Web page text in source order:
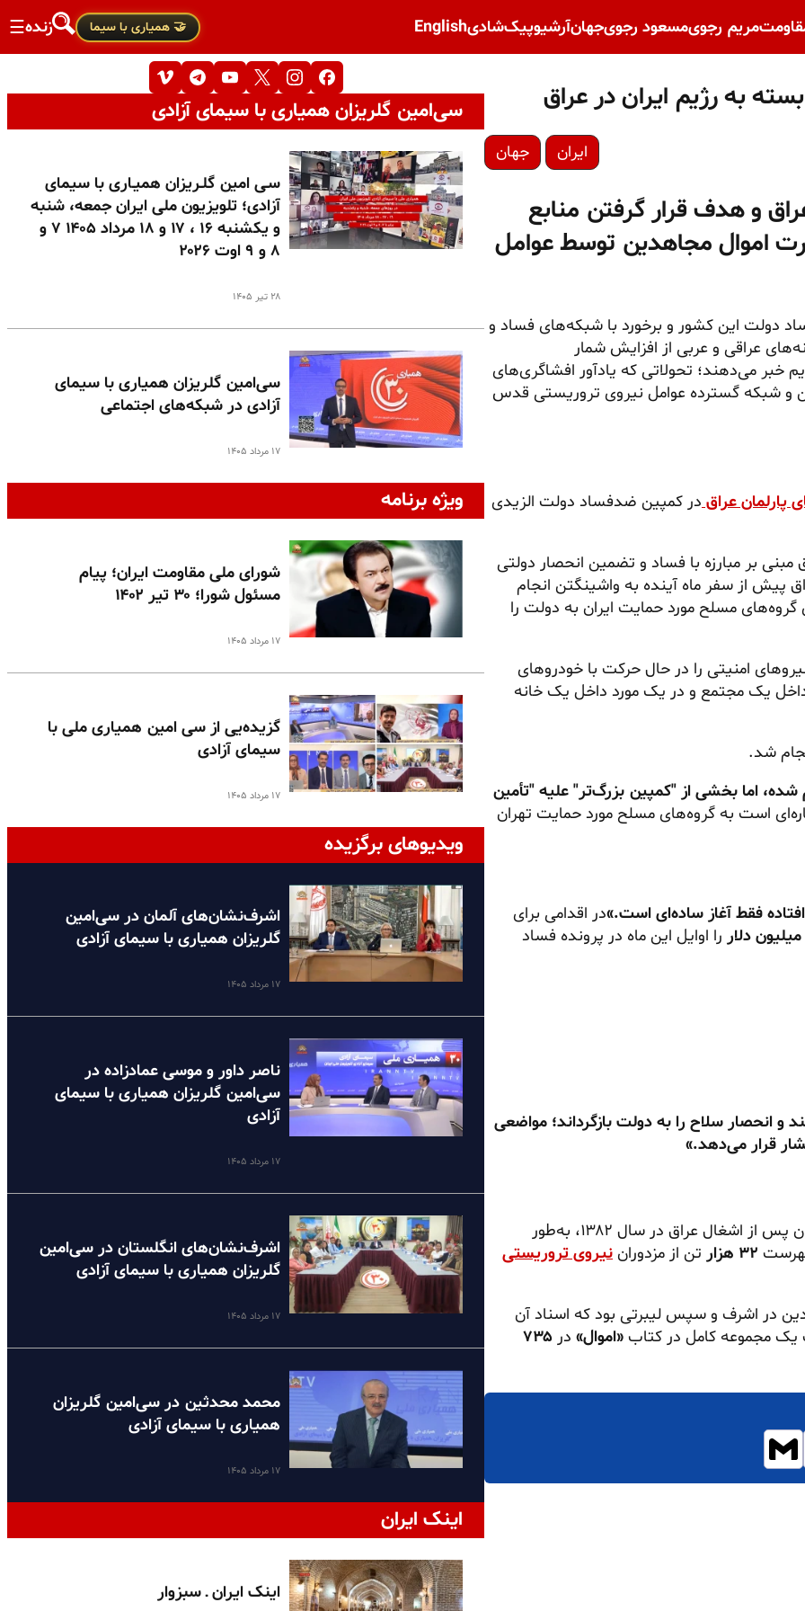
مریم رجویمسعود رجویجهانآرشیوپیک‌شادیEnglish 🤝 همیاری با سیما زنده☰
به رژیم ایران در عراق
ایران جهان
و هدف قرار گرفتن منابع
اموال مجاهدین توسط عوامل
دولت این کشور و برخورد با شبکه‌های فساد و
عراقی و عربی از افزایش شمار
خبر می‌دهند؛ تحولاتی که یادآور افشاگری‌های
و شبکه گسترده عوامل نیروی تروریستی قدس
پارلمان عراقدر کمپین ضدفساد دولت الزیدی
بر مبارزه با فساد و تضمین انحصار دولتی
از سفر ماه آینده به واشینگتن انجام
مسلح مورد حمایت ایران به دولت را
امنیتی را در حال حرکت با خودروهای
یک مجتمع و در یک مورد داخل یک خانه
شد.
اما بخشی از "کمپین بزرگ‌تر" علیه "تأمین
است به گروه‌های مسلح مورد حمایت تهران
فقط آغاز ساده‌ای است.»در اقدامی برای
را اوایل این ماه در پرونده فساد
و انحصار سلاح را به دولت بازگرداند؛ مواضعی
قرار می‌دهد.»
در همین رابطه، یادآوری می‌شود که سازمان مجاهدین خلق ایران پس از اشغال عراق در سال ۱۳۸۲، به‌طور
۳۲ هزار تن از مزدوران نیروی تروریستی
در اشرف و سپس لیبرتی بود که اسناد آن
یک مجموعه کامل در کتاب «اموال» در ۷۳۵
سی‌امین گلریزان همیاری با سیمای آزادی
سـی امین گلـریزان همیـاری با سیمای
آزادی؛ تلویزیون ملی ایران جمعه، شنبه
و یکشنبه ۱۶ ، ۱۷ و ۱۸ مرداد ۱۴۰۵ ۷ و
۸ و ۹ اوت ۲۰۲۶
۲۸ تیر ۱۴۰۵
سی‌امین گلریزان همیاری با سیمای
آزادی در شبکه‌های اجتماعی
۱۷ مرداد ۱۴۰۵
ویژه برنامه
شورای ملی مقاومت ایران؛ پیام
مسئول شورا؛ ۳۰ تیر ۱۴۰۲
۱۷ مرداد ۱۴۰۵
گزیده‌یی از سی امین همیاری ملی با
سیمای آزادی
۱۷ مرداد ۱۴۰۵
ویدیوهای برگزیده
اشرف‌نشان‌های آلمان در سی‌امین
گلریزان همیاری با سیمای آزادی
۱۷ مرداد ۱۴۰۵
ناصر داور و موسی عمادزاده در
سی‌امین گلریزان همیاری با سیمای
آزادی
۱۷ مرداد ۱۴۰۵
اشرف‌نشان‌های انگلستان در سی‌امین
گلریزان همیاری با سیمای آزادی
۱۷ مرداد ۱۴۰۵
محمد محدثین در سی‌امین گلریزان
همیاری با سیمای آزادی
۱۷ مرداد ۱۴۰۵
اینک ایران
اینک ایران ـ سبزوار